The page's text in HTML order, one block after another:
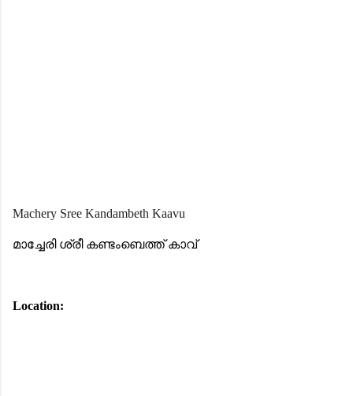
Machery Sree Kandambeth Kaavu
മാച്ചേരി ശ്രീ കണ്ടംബെത്ത് കാവ്
Location: